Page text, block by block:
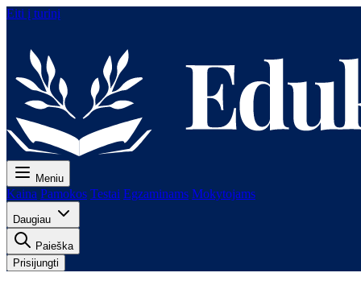
Eiti į turinį
Meniu
Kaina Pamokos Testai Egzaminams Mokytojams
Daugiau
Paieška
Prisijungti